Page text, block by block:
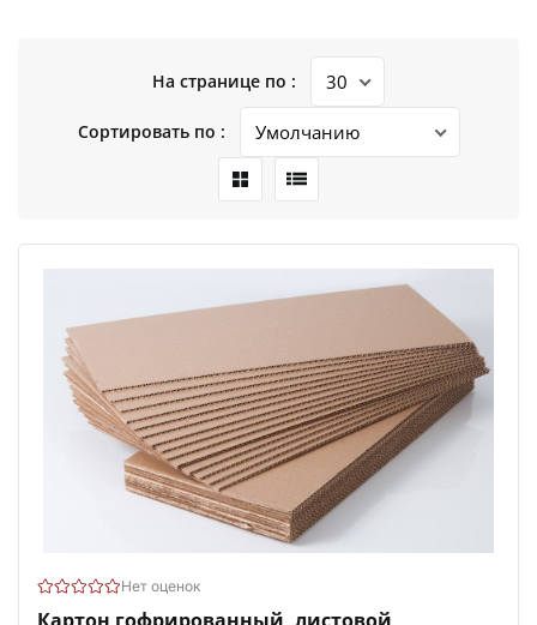
На странице по :
Сортировать по :
Нет оценок